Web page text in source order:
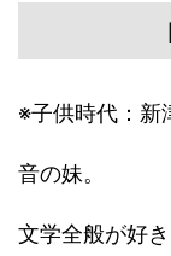
※子供時代：新
音の妹。
文学全般が好